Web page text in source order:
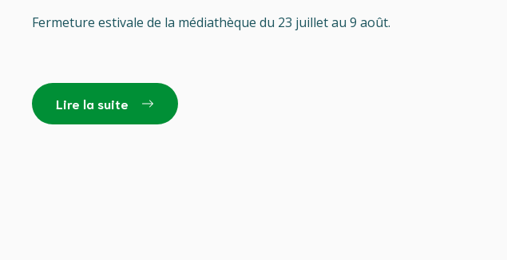
Fermeture estivale de la médiathèque du 23 juillet au 9 août.
Lire la suite